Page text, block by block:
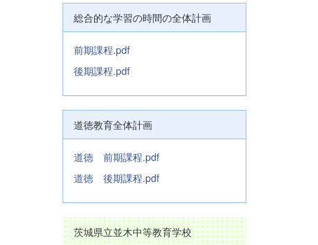
総合的な学習の時間の全体計画
前期課程.pdf
後期課程.pdf
道徳教育全体計画
道徳 前期課程.pdf
道徳 後期課程.pdf
茨城県立並木中等教育学校